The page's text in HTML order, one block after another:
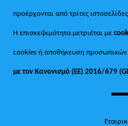
προέρχονται από τρίτες
Η επισκεψιμότητα μετριέται με
cookies ή αποθήκευση
με τον Κανονισμό (ΕΕ) 2016/679